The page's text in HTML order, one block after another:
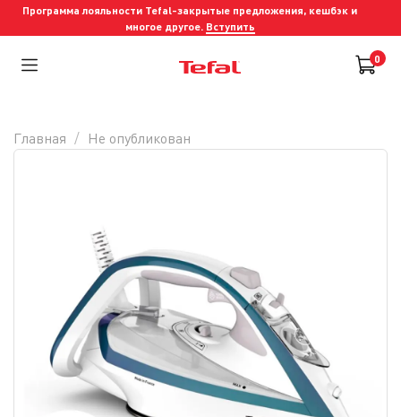
Программа лояльности Tefal-закрытые предложения, кешбэк и
многое другое. Вступить
0
Главная Не опубликован